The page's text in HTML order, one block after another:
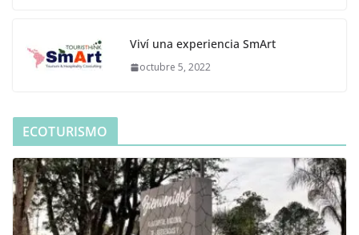
Viví una experiencia SmArt
octubre 5, 2022
ECOTURISMO